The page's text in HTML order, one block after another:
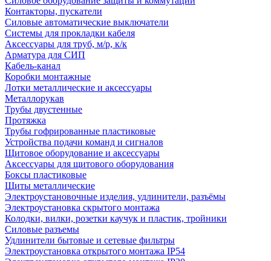
Контакторы, пускатели
Силовые автоматические выключатели
Системы для прокладки кабеля
Аксессуары для труб, м/р, к/к
Арматура для СИП
Кабель-канал
Коробки монтажные
Лотки металлические и аксессуары
Металлорукав
Трубы двустенные
Протяжка
Трубы гофрированные пластиковые
Устройства подачи команд и сигналов
Щитовое оборудование и аксессуары
Аксессуары для щитового оборудования
Боксы пластиковые
Щиты металлические
Электроустановочные изделия, удлинители, разъёмы
Электроустановка скрытого монтажа
Колодки, вилки, розетки каучук и пластик, тройники
Силовые разъемы
Удлинители бытовые и сетевые фильтры
Электроустановка открытого монтажа IP54